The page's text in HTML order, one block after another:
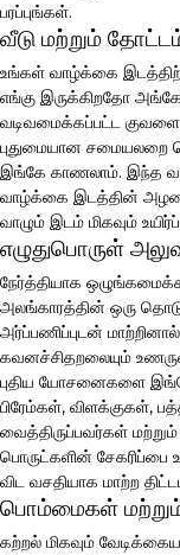
பரப்புங்கள்.
வீடு மற்றும்
உங்கள் வாழ்க்கை
எங்கு இருக்கிறதோ அங்கே
வடிவமைக்கப்பட்ட
புதுமையான
இங்கே காணலாம். இந்த
வாழ்க்கை இடத்தின் அழகை
வாழும் இடம் மிகவும்
எழுதுபொருள்
நேர்த்தியாக
அலங்காரத்தின் ஒரு
அர்ப்பணிப்புடன்
கவனச்சிதறலையும்
புதிய யோசனைகளை
பிரேம்கள், விளக்குகள்,
வைத்திருப்பவர்கள்
பொருட்களின்
விட வசதியாக மாற்ற
பொம்மைகள்
கற்றல் மிகவும்